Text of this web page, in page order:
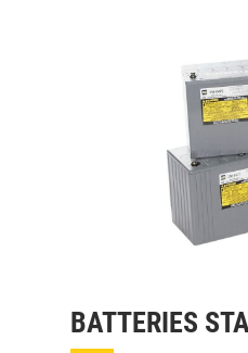
BATTERIES